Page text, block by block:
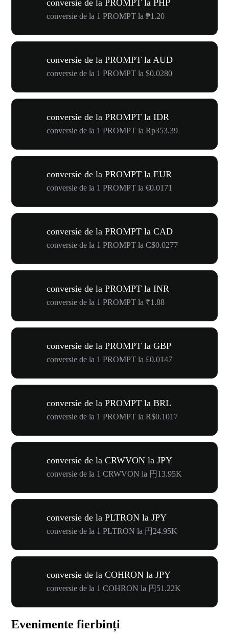
conversie de la PROMPT la PHP
conversie de la 1 PROMPT la ₱1.20
conversie de la PROMPT la AUD
conversie de la 1 PROMPT la $0.0280
conversie de la PROMPT la IDR
conversie de la 1 PROMPT la Rp353.39
conversie de la PROMPT la EUR
conversie de la 1 PROMPT la €0.0171
conversie de la PROMPT la CAD
conversie de la 1 PROMPT la C$0.0277
conversie de la PROMPT la INR
conversie de la 1 PROMPT la ₹1.88
conversie de la PROMPT la GBP
conversie de la 1 PROMPT la £0.0147
conversie de la PROMPT la BRL
conversie de la 1 PROMPT la R$0.1017
conversie de la CRWVON la JPY
conversie de la 1 CRWVON la 円13.95K
conversie de la PLTRON la JPY
conversie de la 1 PLTRON la 円24.95K
conversie de la COHRON la JPY
conversie de la 1 COHRON la 円51.22K
Evenimente fierbinți